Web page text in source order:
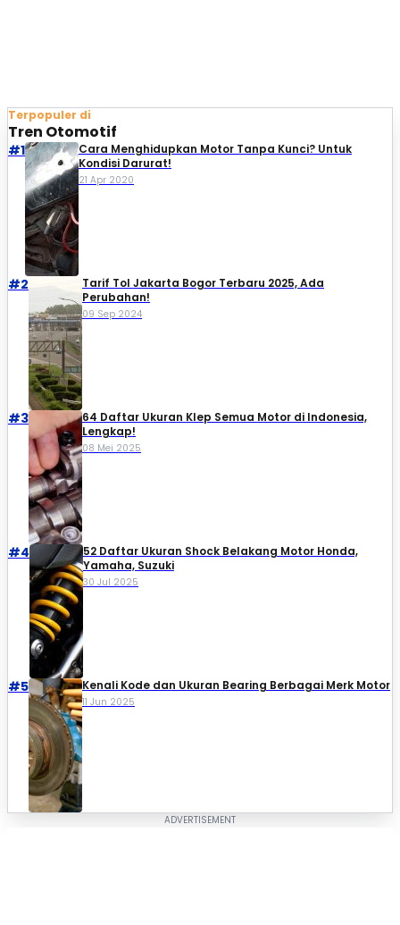
Terpopuler di
Tren Otomotif
#1
Cara Menghidupkan Motor Tanpa Kunci? Untuk
Kondisi Darurat!
21 Apr 2020
#2
Tarif Tol Jakarta Bogor Terbaru 2025, Ada
Perubahan!
09 Sep 2024
#3
64 Daftar Ukuran Klep Semua Motor di Indonesia,
Lengkap!
08 Mei 2025
#4
52 Daftar Ukuran Shock Belakang Motor Honda,
Yamaha, Suzuki​
30 Jul 2025
#5 Kenali Kode dan Ukuran Bearing Berbagai Merk Motor
11 Jun 2025